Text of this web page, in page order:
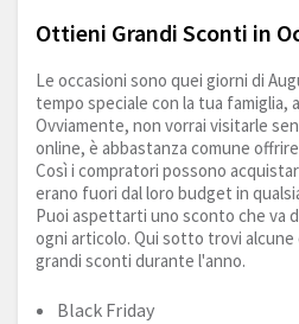
Ottieni Grandi Sconti in
Le occasioni sono quei giorni di
tempo speciale con la tua famiglia,
Ovviamente, non vorrai visitarle
online, è abbastanza comune
Così i compratori possono
erano fuori dal loro budget in
Puoi aspettarti uno sconto che va
ogni articolo. Qui sotto trovi
grandi sconti durante l'anno.
Black Friday